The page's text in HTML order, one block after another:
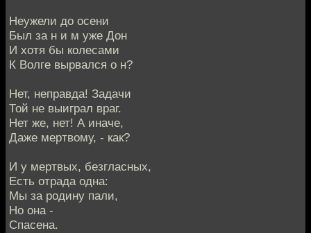
Неужели до осени
Был за н и м уже Дон
И хотя бы колесами
К Волге вырвался о н?
Нет, неправда! Задачи
Той не выиграл враг.
Нет же, нет! А иначе,
Даже мертвому, - как?
И у мертвых, безгласных,
Есть отрада одна:
Мы за родину пали,
Но она -
Спасена.